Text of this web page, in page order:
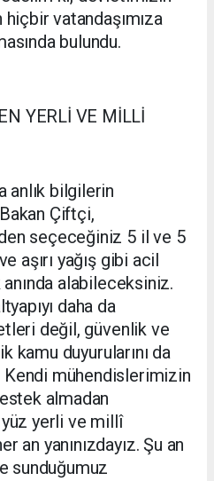
vatandaşımıza
bulundu.
YERLİ VE MİLLİ
anlık bilgilerin
Bakan Çiftçi,
seçeceğiniz 5 il ve 5
aşırı yağış gibi acil
anında alabileceksiniz.
daha da
değil, güvenlik ve
duyurularını da
mühendislerimizin
almadan
yerli ve millî
an yanınızdayız. Şu an
sunduğumuz